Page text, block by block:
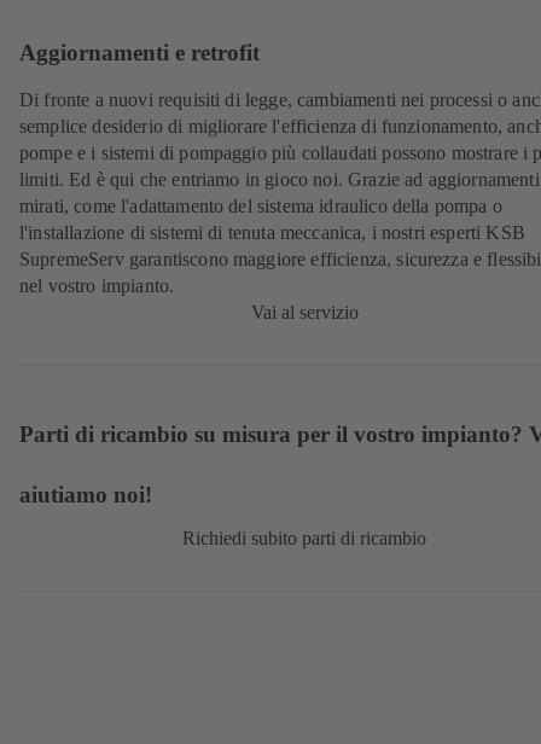
Aggiornamenti e retrofit
Di fronte a nuovi requisiti di legge, cambiamenti nei processi o
semplice desiderio di migliorare l'efficienza di funzionamento,
pompe e i sistemi di pompaggio più collaudati possono mostrare i
limiti. Ed è qui che entriamo in gioco noi. Grazie ad aggiornamenti
mirati, come l'adattamento del sistema idraulico della pompa o
l'installazione di sistemi di tenuta meccanica, i nostri esperti KSB
SupremeServ garantiscono maggiore efficienza, sicurezza e
nel vostro impianto.
Vai al servizio
Parti di ricambio su misura per il vostro impianto?
aiutiamo noi!
Richiedi subito parti di ricambio